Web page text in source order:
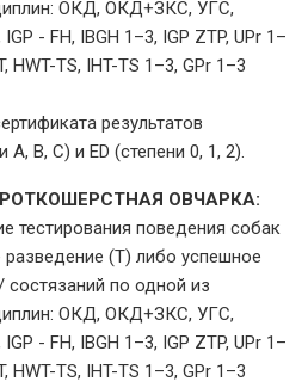
ОКД, ОКД+ЗКС, УГС,
- FH, IBGH 1–3, IGP ZTP, UPr 1–
HWT-TS, IHT-TS 1–3, GPr 1–3
результатов
B, C) и ED (степени 0, 1, 2).
ОВЧАРКА:
поведения собак
(Т) либо успешное
по одной из
ОКД, ОКД+ЗКС, УГС,
- FH, IBGH 1–3, IGP ZTP, UPr 1–
HWT-TS, IHT-TS 1–3, GPr 1–3